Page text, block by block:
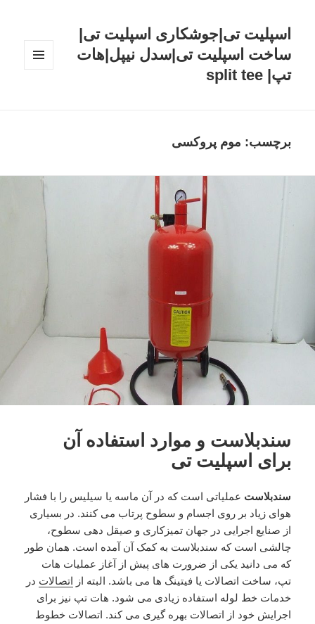
اسپلیت تی|جوشکاری اسپلیت تی|
ساخت اسپلیت تی|سدل نیپل|هات
تپ| split tee
برچسب: موم پروکسی
سندبلاست و موارد استفاده آن
برای اسپلیت تی
سندبلاست عملیاتی است که در آن ماسه یا سیلیس را با فشار
هوای زیاد بر روی اجسام و سطوح پرتاب می کنند. در بسیاری
از صنایع اجرایی در جهان تمیزکاری و صیقل دهی سطوح،
چالشی است که سندبلاست به کمک آن آمده است. همان طور
که می دانید یکی از ضرورت های پیش از آغاز عملیات هات
تپ، ساخت اتصالات یا فیتینگ ها می باشد. البته از اتصالات در
خدمات خط لوله استفاده زیادی می شود. هات تپ نیز برای
اجرایش خود از اتصالات بهره گیری می کند. اتصالات خطوط